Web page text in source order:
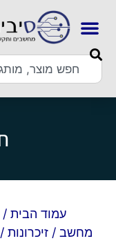
עמוד הבית /
מחשב / זיכרונות